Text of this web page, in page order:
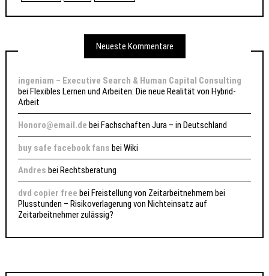
Neueste Kommentare
ingeniam – Executive Search & Human Capital Consulting
beiFlexibles Lernen und Arbeiten: Die neue Realität von Hybrid-
Arbeit
Honoro@email.de beiFachschaften Jura – in Deutschland
buy safe facebook fans beiWiki
Andres beiRechtsberatung
dvd copier free beiFreistellung von Zeitarbeitnehmern bei
Plusstunden – Risikoverlagerung von Nichteinsatz auf
Zeitarbeitnehmer zulässig?